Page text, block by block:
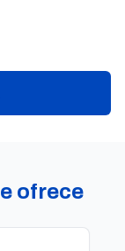
ofrece